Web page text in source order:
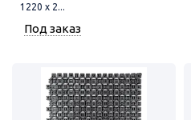
1220 x 2...
Под заказ